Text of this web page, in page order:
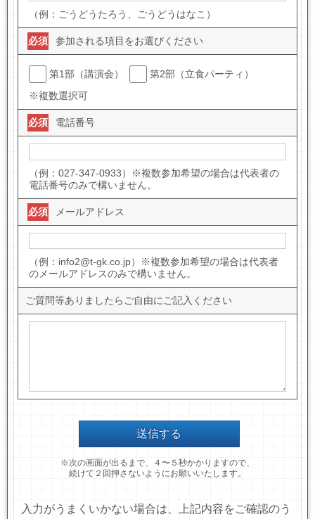
（例：ごうどうたろう、ごうどうはなこ）
参加される項目をお選びください
必須
第1部（講演会）
第2部（立食パーティ）
※複数選択可
電話番号
必須
（例：027-347-0933）※複数参加希望の場合は代表者の
電話番号のみで構いません。
メールアドレス
必須
（例：info2@t-gk.co.jp）※複数参加希望の場合は代表者
のメールアドレスのみで構いません。
ご質問等ありましたらご自由にご記入ください
※次の画面が出るまで、４〜５秒かかりますので、
続けて２回押さないようにお願いいたします。
入力がうまくいかない場合は、上記内容をご確認のう